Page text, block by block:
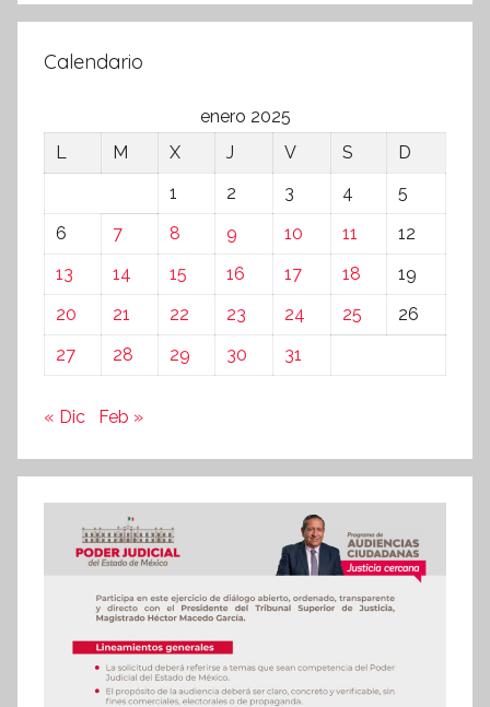
Calendario
enero 2025
L
M X J V S
D
1
2 3 4
5
6
7 8 9 10 11
12
13
14 15 16 17 18
19
20
21 22 23 24 25
26
27
28 29 30 31
« Dic Feb »